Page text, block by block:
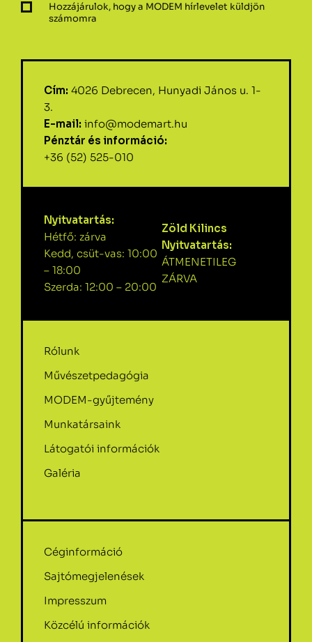
Hozzájárulok, hogy a MODEM hírlevelet küldjön
számomra
Cím: 4026 Debrecen, Hunyadi János u. 1-
3.
E-mail: info@modemart.hu
Pénztár és információ:
+36 (52) 525-010
Nyitvatartás:
Hétfő: zárva
Kedd, csüt-vas: 10:00
– 18:00
Szerda: 12:00 – 20:00
Zöld Kilincs
Nyitvatartás:
ÁTMENETILEG
ZÁRVA
Rólunk
Művészetpedagógia
MODEM-gyűjtemény
Munkatársaink
Látogatói információk
Galéria
Céginformáció
Sajtómegjelenések
Impresszum
Közcélú információk